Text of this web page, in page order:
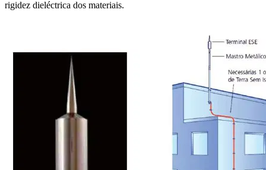
rigidez dieléctrica dos materiais.